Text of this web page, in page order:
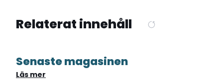
Relaterat innehåll
Senaste magasinen
Läs mer